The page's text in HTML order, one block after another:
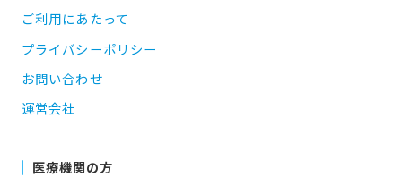
ご利用にあたって
プライバシーポリシー
お問い合わせ
運営会社
医療機関の方